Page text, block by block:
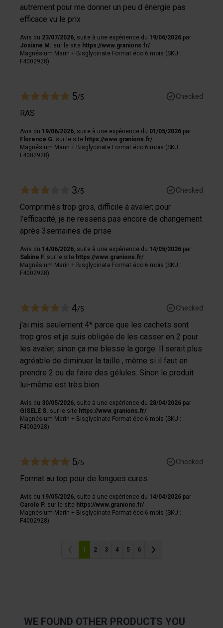
autrement pour me donner un peu d énergie pas
efficace vu le prix
Avis du 23/07/2026 , suite à une expérience du 19/06/2026 par
Josiane M.
sur le site https://www.granions.fr/
Magnésium Marin + Bisglycinate Format éco 6 mois (SKU :
F4002928)
5/5 Checked
RAS
Avis du 19/06/2026 , suite à une expérience du 01/05/2026 par
Florence G.
sur le site https://www.granions.fr/
Magnésium Marin + Bisglycinate Format éco 6 mois (SKU :
F4002928)
3/5 Checked
Comprimés trop gros, difficile à avaler; pour
l’efficacité, je ne ressens pas encore de changement
après 3semaines de prise
Avis du 14/06/2026 , suite à une expérience du 14/05/2026 par
Sabine F. sur le site https://www.granions.fr/
Magnésium Marin + Bisglycinate Format éco 6 mois (SKU :
F4002928)
4/5 Checked
j'ai mis seulement 4* parce que les cachets sont
trop gros et je suis obligée de les casser en 2 pour
les avaler, sinon ça me blesse la gorge. Il serait plus
agréable de diminuer la taille , même si il faut en
prendre 2 ou de faire des gélules. Sinon le produit
lui-même est très bien
Avis du 30/05/2026 , suite à une expérience du 28/04/2026 par
GISELE S. sur le site https://www.granions.fr/
Magnésium Marin + Bisglycinate Format éco 6 mois (SKU :
F4002928)
5/5 Checked
Format au top pour de longues cures
Avis du 19/05/2026 , suite à une expérience du 14/04/2026 par
Carole P. sur le site https://www.granions.fr/
Magnésium Marin + Bisglycinate Format éco 6 mois (SKU :
F4002928)
Previous
1 2 3 4 5 6
Previous
WE FOUND OTHER PRODUCTS YOU